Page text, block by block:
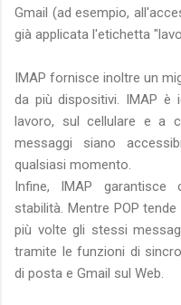
Gmail (ad esempio,
già applicata l'etichetta
IMAP fornisce inoltre un
da più dispositivi. IMAP è
lavoro, sul cellulare e a
messaggi siano
qualsiasi momento.
Infine, IMAP garantisce
stabilità. Mentre POP
più volte gli stessi
tramite le funzioni di
di posta e Gmail sul Web.